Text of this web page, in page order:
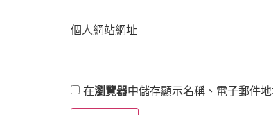
個人網站網址
在瀏覽器中儲存顯示名稱、電子郵件